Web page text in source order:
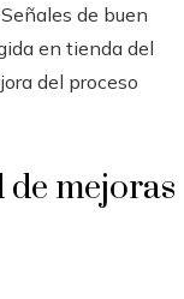
de buen
en tienda del
del proceso
de mejoras